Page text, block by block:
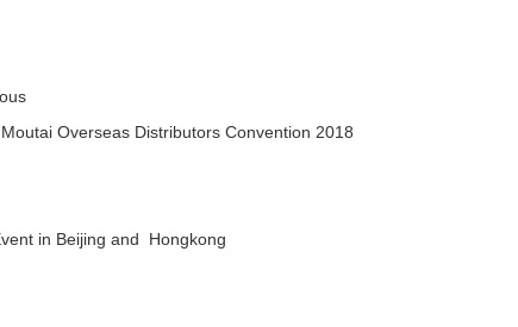
Overseas Distributors Convention 2018
in Beijing and Hongkong